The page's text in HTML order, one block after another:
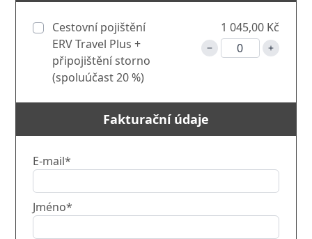
Cestovní pojištění
ERV Travel Plus +
připojištění storno
(spoluúčast 20 %)
1 045,00 Kč
Fakturační údaje
E-mail*
Jméno*